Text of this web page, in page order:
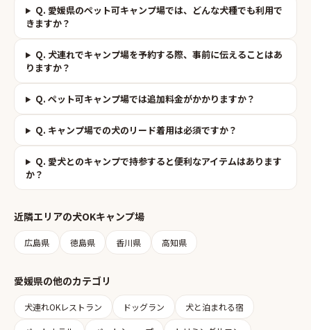
Q. 愛媛県のペット可キャンプ場では、どんな犬種でも利用で
きますか？
Q. 犬連れでキャンプ場を予約する際、事前に伝えることはあ
りますか？
Q. ペット可キャンプ場では追加料金がかかりますか？
Q. キャンプ場での犬のリード着用は必須ですか？
Q. 愛犬とのキャンプで持参すると便利なアイテムはあります
か？
近隣エリアの犬OKキャンプ場
広島県 徳島県 香川県 高知県
愛媛県の他のカテゴリ
犬連れOKレストラン ドッグラン 犬と泊まれる宿